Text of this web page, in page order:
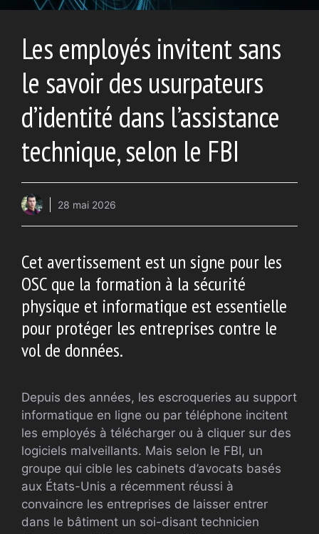
Les employés invitent sans
le savoir des usurpateurs
d’identité dans l’assistance
technique, selon le FBI
28 mai 2026
Cet avertissement est un signe pour les
OSC que la formation à la sécurité
physique et informatique est essentielle
pour protéger les entreprises contre le
vol de données.
Depuis des années, les escroqueries au support
informatique en ligne ou par téléphone incitent
les employés à télécharger ou à cliquer sur des
logiciels malveillants. Mais selon le FBI, un
groupe qui cible les cabinets d’avocats basés
aux États-Unis a récemment réussi à
convaincre les entreprises de laisser entrer
dans le bâtiment un soi-disant technicien